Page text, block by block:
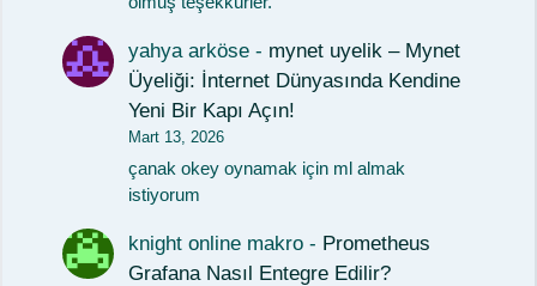
yahya arköse - mynet uyelik – Mynet
Üyeliği: İnternet Dünyasında Kendine
Yeni Bir Kapı Açın!
Mart 13, 2026
çanak okey oynamak için ml almak
istiyorum
knight online makro - Prometheus
Grafana Nasıl Entegre Edilir?